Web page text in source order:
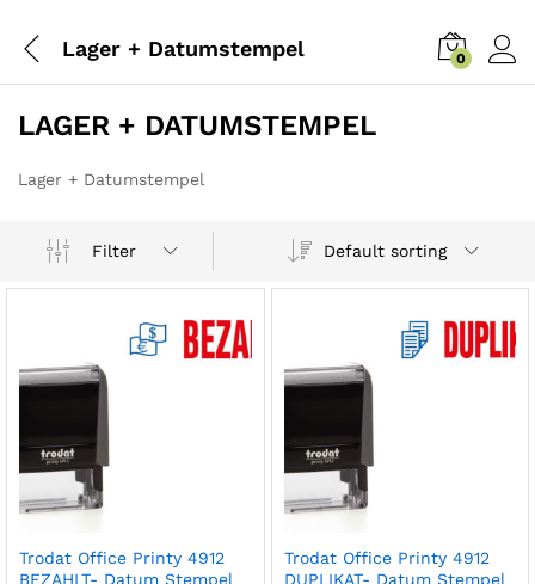
Lager + Datumstempel 0
LAGER + DATUMSTEMPEL
Lager + Datumstempel
Filter Default sorting
Trodat Office Printy 4912
BEZAHLT- Datum Stempel
Trodat Office Printy 4912
DUPLIKAT- Datum Stempel